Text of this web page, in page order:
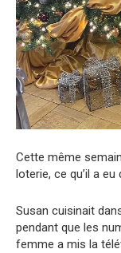
Cette même
loterie, ce qu’il a
Susan cuisinait
pendant que les
femme a mis la